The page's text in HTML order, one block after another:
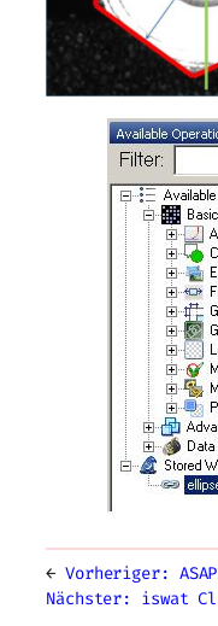
← Vorheriger:
Nächster: iswat